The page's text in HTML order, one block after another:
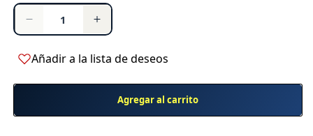
Reducir
para
Aumentar
para
café
Añadir a la lista de deseos
Agregar al carrito